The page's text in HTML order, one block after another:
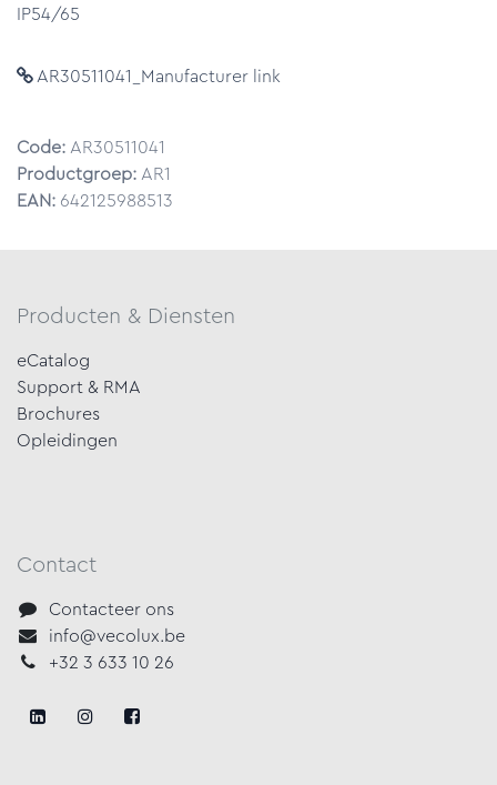
IP54/65
AR30511041_Manufacturer link
Code: AR30511041
Productgroep: AR1
EAN: 642125988513
Producten & Diensten
eCatalog
Support & RMA
Brochures
Opleidingen
Contact
Contacteer ons
info@vecolux.be
+32 3 633 10 26